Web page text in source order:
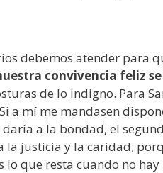
debemos atender para
convivencia feliz
de lo indigno. Para
a mí me mandasen
a la bondad, el
la justicia y la caridad;
que resta cuando no